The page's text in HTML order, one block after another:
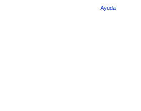
Ayuda